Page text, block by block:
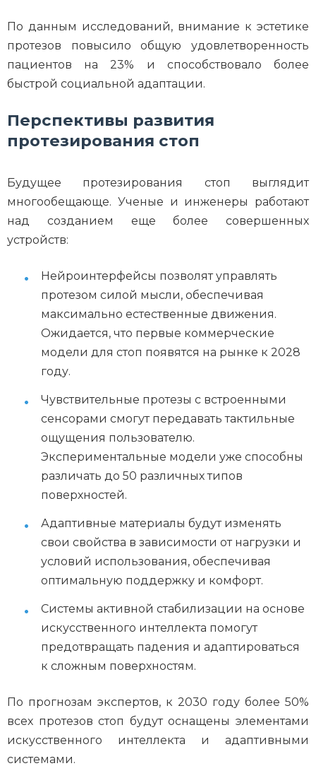
По данным исследований, внимание к эстетике
протезов повысило общую удовлетворенность
пациентов на 23% и способствовало более
быстрой социальной адаптации.
Перспективы развития
протезирования стоп
Будущее протезирования стоп выглядит
многообещающе. Ученые и инженеры работают
над созданием еще более совершенных
устройств:
Нейроинтерфейсы позволят управлять
протезом силой мысли, обеспечивая
максимально естественные движения.
Ожидается, что первые коммерческие
модели для стоп появятся на рынке к 2028
году.
Чувствительные протезы с встроенными
сенсорами смогут передавать тактильные
ощущения пользователю.
Экспериментальные модели уже способны
различать до 50 различных типов
поверхностей.
Адаптивные материалы будут изменять
свои свойства в зависимости от нагрузки и
условий использования, обеспечивая
оптимальную поддержку и комфорт.
Системы активной стабилизации на основе
искусственного интеллекта помогут
предотвращать падения и адаптироваться
к сложным поверхностям.
По прогнозам экспертов, к 2030 году более 50%
всех протезов стоп будут оснащены элементами
искусственного интеллекта и адаптивными
системами.